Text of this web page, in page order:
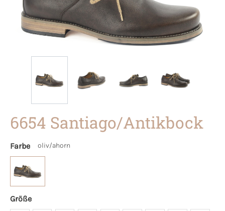
6654 Santiago/Antikbock
Farbe oliv/ahorn
Größe